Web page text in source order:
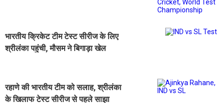
भारतीय क्रिकेट टीम टेस्ट सीरीज के लिए
श्रीलंका पहुंची, मौसम ने बिगाड़ा खेल
रहाणे की भारतीय टीम को सलाह, श्रीलंका
के खिलाफ टेस्ट सीरीज से पहले साझा